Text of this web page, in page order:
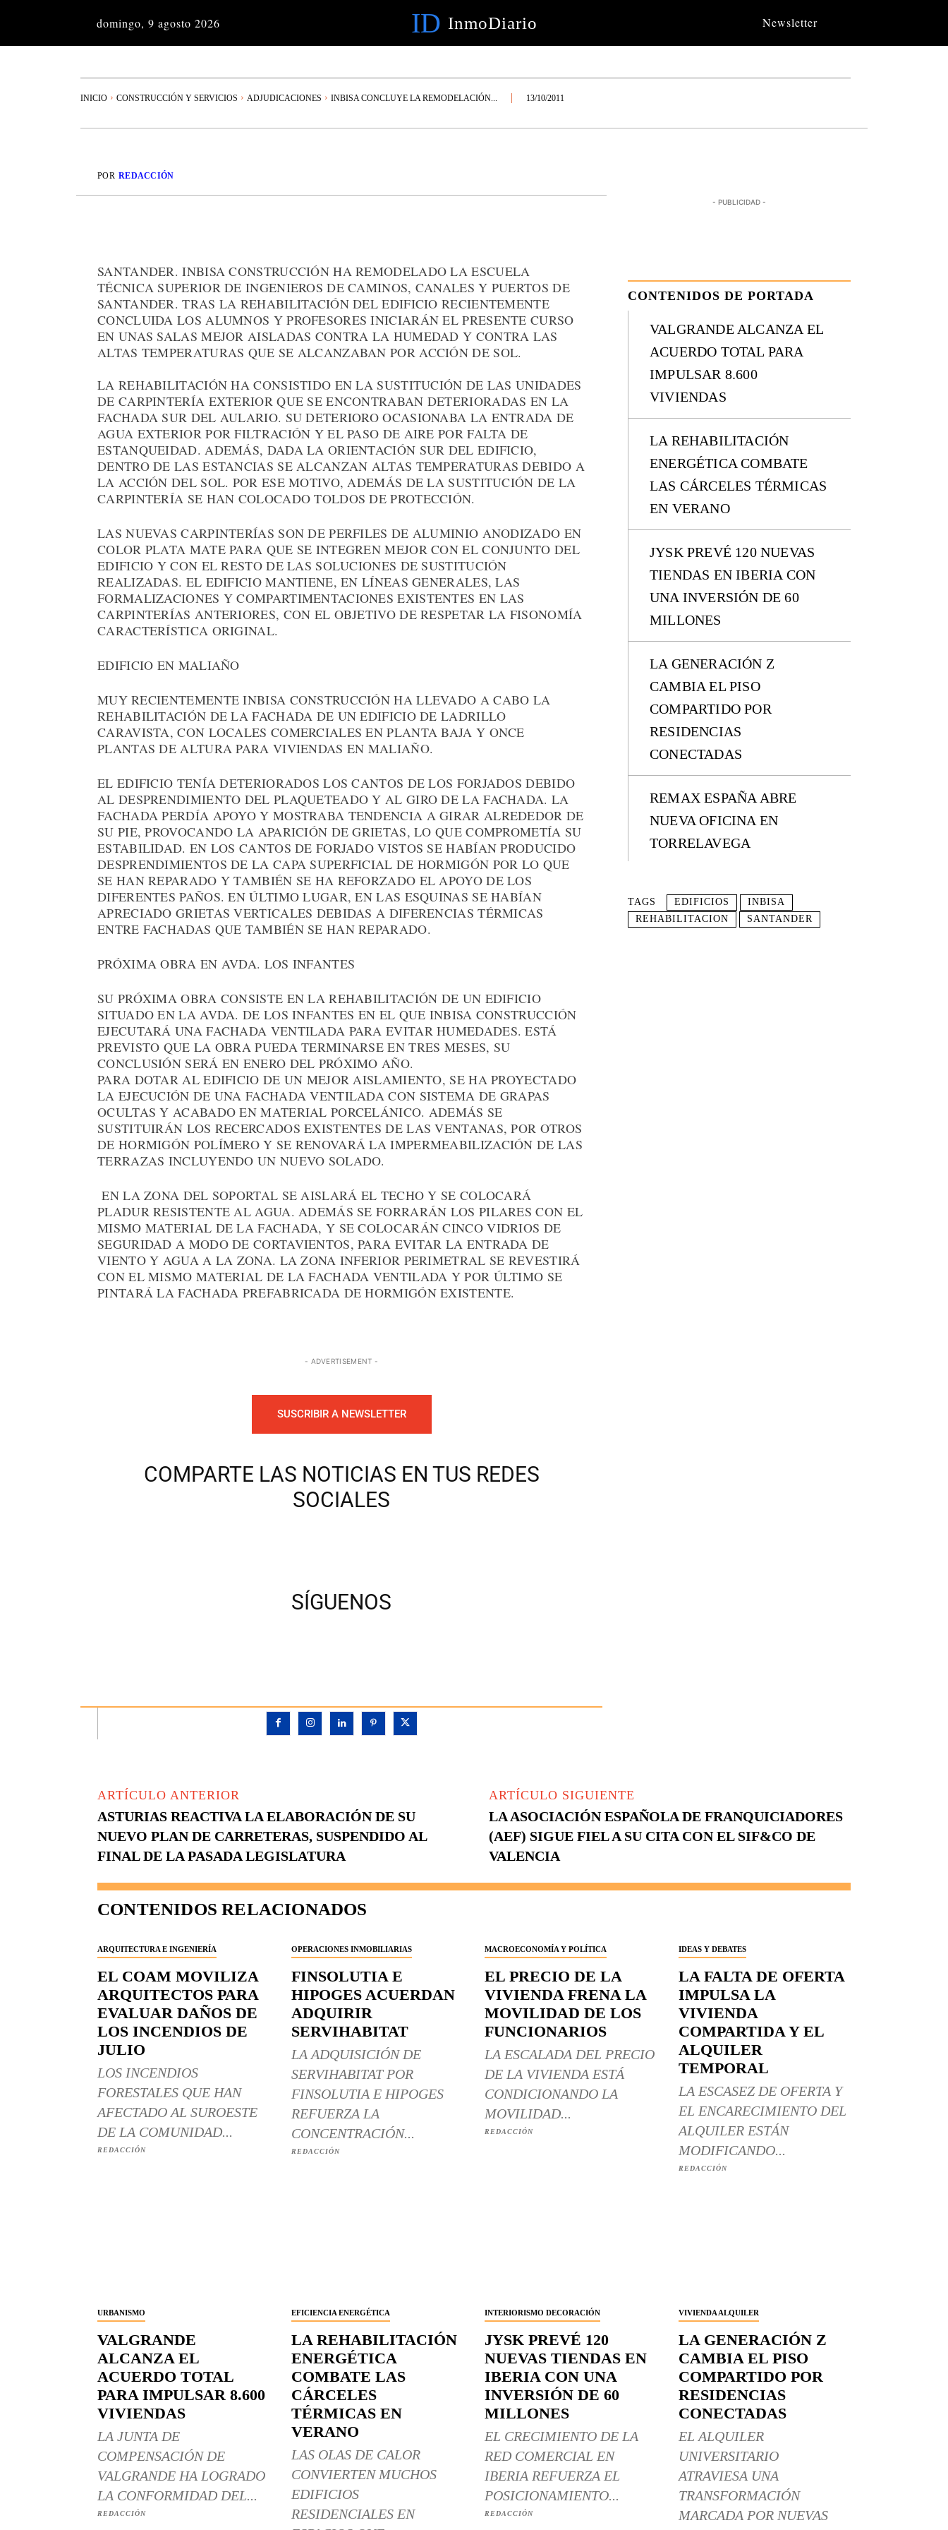
domingo, 9 agosto 2026 ID InmoDiario Newsletter
INICIO CONSTRUCCIÓN Y SERVICIOS ADJUDICACIONES INBISA CONCLUYE LA REMODELACIÓN... 13/10/2011
POR REDACCIÓN
SANTANDER. INBISA CONSTRUCCIÓN HA REMODELADO LA ESCUELA
TÉCNICA SUPERIOR DE INGENIEROS DE CAMINOS, CANALES Y PUERTOS DE
SANTANDER. TRAS LA REHABILITACIÓN DEL EDIFICIO RECIENTEMENTE
CONCLUIDA LOS ALUMNOS Y PROFESORES INICIARÁN EL PRESENTE CURSO
EN UNAS SALAS MEJOR AISLADAS CONTRA LA HUMEDAD Y CONTRA LAS
ALTAS TEMPERATURAS QUE SE ALCANZABAN POR ACCIÓN DE SOL.
LA REHABILITACIÓN HA CONSISTIDO EN LA SUSTITUCIÓN DE LAS UNIDADES
DE CARPINTERÍA EXTERIOR QUE SE ENCONTRABAN DETERIORADAS EN LA
FACHADA SUR DEL AULARIO. SU DETERIORO OCASIONABA LA ENTRADA DE
AGUA EXTERIOR POR FILTRACIÓN Y EL PASO DE AIRE POR FALTA DE
ESTANQUEIDAD. ADEMÁS, DADA LA ORIENTACIÓN SUR DEL EDIFICIO,
DENTRO DE LAS ESTANCIAS SE ALCANZAN ALTAS TEMPERATURAS DEBIDO A
LA ACCIÓN DEL SOL. POR ESE MOTIVO, ADEMÁS DE LA SUSTITUCIÓN DE LA
CARPINTERÍA SE HAN COLOCADO TOLDOS DE PROTECCIÓN.
LAS NUEVAS CARPINTERÍAS SON DE PERFILES DE ALUMINIO ANODIZADO EN
COLOR PLATA MATE PARA QUE SE INTEGREN MEJOR CON EL CONJUNTO DEL
EDIFICIO Y CON EL RESTO DE LAS SOLUCIONES DE SUSTITUCIÓN
REALIZADAS. EL EDIFICIO MANTIENE, EN LÍNEAS GENERALES, LAS
FORMALIZACIONES Y COMPARTIMENTACIONES EXISTENTES EN LAS
CARPINTERÍAS ANTERIORES, CON EL OBJETIVO DE RESPETAR LA FISONOMÍA
CARACTERÍSTICA ORIGINAL.
EDIFICIO EN MALIAÑO
MUY RECIENTEMENTE INBISA CONSTRUCCIÓN HA LLEVADO A CABO LA
REHABILITACIÓN DE LA FACHADA DE UN EDIFICIO DE LADRILLO
CARAVISTA, CON LOCALES COMERCIALES EN PLANTA BAJA Y ONCE
PLANTAS DE ALTURA PARA VIVIENDAS EN MALIAÑO.
EL EDIFICIO TENÍA DETERIORADOS LOS CANTOS DE LOS FORJADOS DEBIDO
AL DESPRENDIMIENTO DEL PLAQUETEADO Y AL GIRO DE LA FACHADA. LA
FACHADA PERDÍA APOYO Y MOSTRABA TENDENCIA A GIRAR ALREDEDOR DE
SU PIE, PROVOCANDO LA APARICIÓN DE GRIETAS, LO QUE COMPROMETÍA SU
ESTABILIDAD. EN LOS CANTOS DE FORJADO VISTOS SE HABÍAN PRODUCIDO
DESPRENDIMIENTOS DE LA CAPA SUPERFICIAL DE HORMIGÓN POR LO QUE
SE HAN REPARADO Y TAMBIÉN SE HA REFORZADO EL APOYO DE LOS
DIFERENTES PAÑOS. EN ÚLTIMO LUGAR, EN LAS ESQUINAS SE HABÍAN
APRECIADO GRIETAS VERTICALES DEBIDAS A DIFERENCIAS TÉRMICAS
ENTRE FACHADAS QUE TAMBIÉN SE HAN REPARADO.
PRÓXIMA OBRA EN AVDA. LOS INFANTES
SU PRÓXIMA OBRA CONSISTE EN LA REHABILITACIÓN DE UN EDIFICIO
SITUADO EN LA AVDA. DE LOS INFANTES EN EL QUE INBISA CONSTRUCCIÓN
EJECUTARÁ UNA FACHADA VENTILADA PARA EVITAR HUMEDADES. ESTÁ
PREVISTO QUE LA OBRA PUEDA TERMINARSE EN TRES MESES, SU
CONCLUSIÓN SERÁ EN ENERO DEL PRÓXIMO AÑO.
PARA DOTAR AL EDIFICIO DE UN MEJOR AISLAMIENTO, SE HA PROYECTADO
LA EJECUCIÓN DE UNA FACHADA VENTILADA CON SISTEMA DE GRAPAS
OCULTAS Y ACABADO EN MATERIAL PORCELÁNICO. ADEMÁS SE
SUSTITUIRÁN LOS RECERCADOS EXISTENTES DE LAS VENTANAS, POR OTROS
DE HORMIGÓN POLÍMERO Y SE RENOVARÁ LA IMPERMEABILIZACIÓN DE LAS
TERRAZAS INCLUYENDO UN NUEVO SOLADO.
EN LA ZONA DEL SOPORTAL SE AISLARÁ EL TECHO Y SE COLOCARÁ
PLADUR RESISTENTE AL AGUA. ADEMÁS SE FORRARÁN LOS PILARES CON EL
MISMO MATERIAL DE LA FACHADA, Y SE COLOCARÁN CINCO VIDRIOS DE
SEGURIDAD A MODO DE CORTAVIENTOS, PARA EVITAR LA ENTRADA DE
VIENTO Y AGUA A LA ZONA. LA ZONA INFERIOR PERIMETRAL SE REVESTIRÁ
CON EL MISMO MATERIAL DE LA FACHADA VENTILADA Y POR ÚLTIMO SE
PINTARÁ LA FACHADA PREFABRICADA DE HORMIGÓN EXISTENTE.
- ADVERTISEMENT -
SUSCRIBIR A NEWSLETTER
COMPARTE LAS NOTICIAS EN TUS REDES
SOCIALES
SÍGUENOS
- PUBLICIDAD -
CONTENIDOS DE PORTADA
VALGRANDE ALCANZA EL
ACUERDO TOTAL PARA
IMPULSAR 8.600
VIVIENDAS
LA REHABILITACIÓN
ENERGÉTICA COMBATE
LAS CÁRCELES TÉRMICAS
EN VERANO
JYSK PREVÉ 120 NUEVAS
TIENDAS EN IBERIA CON
UNA INVERSIÓN DE 60
MILLONES
LA GENERACIÓN Z
CAMBIA EL PISO
COMPARTIDO POR
RESIDENCIAS
CONECTADAS
REMAX ESPAÑA ABRE
NUEVA OFICINA EN
TORRELAVEGA
TAGS EDIFICIOS
INBISA
REHABILITACION
SANTANDER
ARTÍCULO ANTERIOR
ASTURIAS REACTIVA LA ELABORACIÓN DE SU
NUEVO PLAN DE CARRETERAS, SUSPENDIDO AL
FINAL DE LA PASADA LEGISLATURA
ARTÍCULO SIGUIENTE
LA ASOCIACIÓN ESPAÑOLA DE FRANQUICIADORES
(AEF) SIGUE FIEL A SU CITA CON EL SIF&CO DE
VALENCIA
CONTENIDOS RELACIONADOS
ARQUITECTURA E INGENIERÍA
EL COAM MOVILIZA
ARQUITECTOS PARA
EVALUAR DAÑOS DE
LOS INCENDIOS DE
JULIO
LOS INCENDIOS
FORESTALES QUE HAN
AFECTADO AL SUROESTE
DE LA COMUNIDAD...
REDACCIÓN
OPERACIONES INMOBILIARIAS
FINSOLUTIA E
HIPOGES ACUERDAN
ADQUIRIR
SERVIHABITAT
LA ADQUISICIÓN DE
SERVIHABITAT POR
FINSOLUTIA E HIPOGES
REFUERZA LA
CONCENTRACIÓN...
REDACCIÓN
MACROECONOMÍA Y POLÍTICA
EL PRECIO DE LA
VIVIENDA FRENA LA
MOVILIDAD DE LOS
FUNCIONARIOS
LA ESCALADA DEL PRECIO
DE LA VIVIENDA ESTÁ
CONDICIONANDO LA
MOVILIDAD...
REDACCIÓN
IDEAS Y DEBATES
LA FALTA DE OFERTA
IMPULSA LA
VIVIENDA
COMPARTIDA Y EL
ALQUILER
TEMPORAL
LA ESCASEZ DE OFERTA Y
EL ENCARECIMIENTO DEL
ALQUILER ESTÁN
MODIFICANDO...
REDACCIÓN
URBANISMO
VALGRANDE
ALCANZA EL
ACUERDO TOTAL
PARA IMPULSAR 8.600
VIVIENDAS
LA JUNTA DE
COMPENSACIÓN DE
VALGRANDE HA LOGRADO
LA CONFORMIDAD DEL...
REDACCIÓN
EFICIENCIA ENERGÉTICA
LA REHABILITACIÓN
ENERGÉTICA
COMBATE LAS
CÁRCELES
TÉRMICAS EN
VERANO
LAS OLAS DE CALOR
CONVIERTEN MUCHOS
EDIFICIOS
RESIDENCIALES EN
INTERIORISMO DECORACIÓN
JYSK PREVÉ 120
NUEVAS TIENDAS EN
IBERIA CON UNA
INVERSIÓN DE 60
MILLONES
EL CRECIMIENTO DE LA
RED COMERCIAL EN
IBERIA REFUERZA EL
POSICIONAMIENTO...
REDACCIÓN
VIVIENDA ALQUILER
LA GENERACIÓN Z
CAMBIA EL PISO
COMPARTIDO POR
RESIDENCIAS
CONECTADAS
EL ALQUILER
UNIVERSITARIO
ATRAVIESA UNA
TRANSFORMACIÓN
MARCADA POR NUEVAS